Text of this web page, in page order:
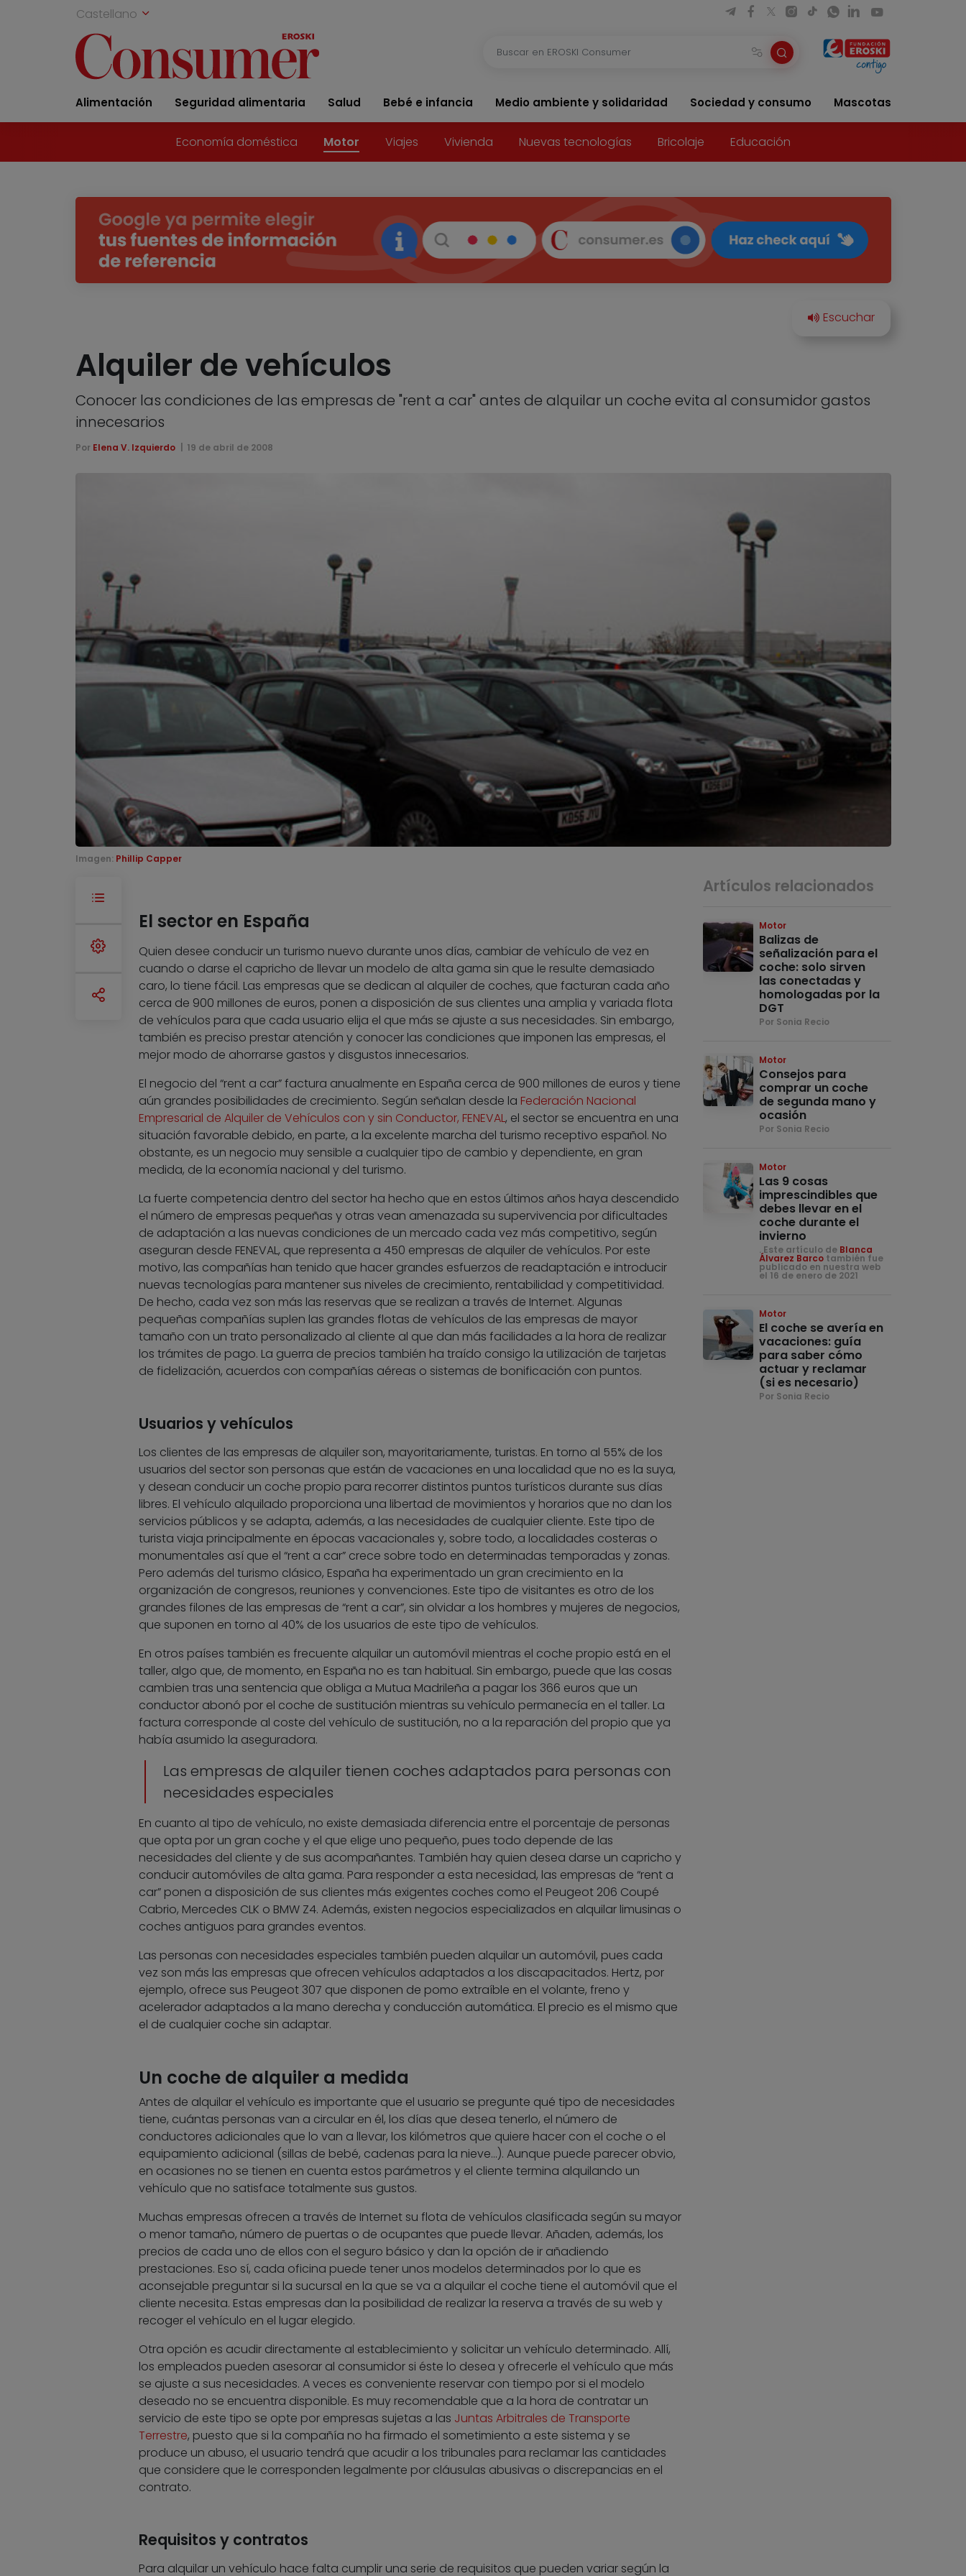
Castellano
Alimentación Seguridad alimentaria Salud Bebé e infancia Medio ambiente y solidaridad Sociedad y consumo Mascotas
Economía doméstica Motor Viajes Vivienda Nuevas tecnologías Bricolaje Educación
Alquiler de vehículos
Conocer las condiciones de las empresas de "rent a car" antes de alquilar un coche evita al consumidor gastos
innecesarios
Por Elena V. Izquierdo 19 de abril de 2008
Imagen: Phillip Capper
El sector en España
Quien desee conducir un turismo nuevo durante unos días, cambiar de vehículo de vez en
cuando o darse el capricho de llevar un modelo de alta gama sin que le resulte demasiado
caro, lo tiene fácil. Las empresas que se dedican al alquiler de coches, que facturan cada año
cerca de 900 millones de euros, ponen a disposición de sus clientes una amplia y variada flota
de vehículos para que cada usuario elija el que más se ajuste a sus necesidades. Sin embargo,
también es preciso prestar atención y conocer las condiciones que imponen las empresas, el
mejor modo de ahorrarse gastos y disgustos innecesarios.
El negocio del “rent a car” factura anualmente en España cerca de 900 millones de euros y tiene
aún grandes posibilidades de crecimiento. Según señalan desde la Federación Nacional
Empresarial de Alquiler de Vehículos con y sin Conductor, FENEVAL, el sector se encuentra en una
situación favorable debido, en parte, a la excelente marcha del turismo receptivo español. No
obstante, es un negocio muy sensible a cualquier tipo de cambio y dependiente, en gran
medida, de la economía nacional y del turismo.
La fuerte competencia dentro del sector ha hecho que en estos últimos años haya descendido
el número de empresas pequeñas y otras vean amenazada su supervivencia por dificultades
de adaptación a las nuevas condiciones de un mercado cada vez más competitivo, según
aseguran desde FENEVAL, que representa a 450 empresas de alquiler de vehículos. Por este
motivo, las compañías han tenido que hacer grandes esfuerzos de readaptación e introducir
nuevas tecnologías para mantener sus niveles de crecimiento, rentabilidad y competitividad.
De hecho, cada vez son más las reservas que se realizan a través de Internet. Algunas
pequeñas compañías suplen las grandes flotas de vehículos de las empresas de mayor
tamaño con un trato personalizado al cliente al que dan más facilidades a la hora de realizar
los trámites de pago. La guerra de precios también ha traído consigo la utilización de tarjetas
de fidelización, acuerdos con compañías aéreas o sistemas de bonificación con puntos.
Usuarios y vehículos
Los clientes de las empresas de alquiler son, mayoritariamente, turistas. En torno al 55% de los
usuarios del sector son personas que están de vacaciones en una localidad que no es la suya,
y desean conducir un coche propio para recorrer distintos puntos turísticos durante sus días
libres. El vehículo alquilado proporciona una libertad de movimientos y horarios que no dan los
servicios públicos y se adapta, además, a las necesidades de cualquier cliente. Este tipo de
turista viaja principalmente en épocas vacacionales y, sobre todo, a localidades costeras o
monumentales así que el “rent a car” crece sobre todo en determinadas temporadas y zonas.
Pero además del turismo clásico, España ha experimentado un gran crecimiento en la
organización de congresos, reuniones y convenciones. Este tipo de visitantes es otro de los
grandes filones de las empresas de “rent a car”, sin olvidar a los hombres y mujeres de negocios,
que suponen en torno al 40% de los usuarios de este tipo de vehículos.
En otros países también es frecuente alquilar un automóvil mientras el coche propio está en el
taller, algo que, de momento, en España no es tan habitual. Sin embargo, puede que las cosas
cambien tras una sentencia que obliga a Mutua Madrileña a pagar los 366 euros que un
conductor abonó por el coche de sustitución mientras su vehículo permanecía en el taller. La
factura corresponde al coste del vehículo de sustitución, no a la reparación del propio que ya
había asumido la aseguradora.
Las empresas de alquiler tienen coches adaptados para personas con
necesidades especiales
En cuanto al tipo de vehículo, no existe demasiada diferencia entre el porcentaje de personas
que opta por un gran coche y el que elige uno pequeño, pues todo depende de las
necesidades del cliente y de sus acompañantes. También hay quien desea darse un capricho y
conducir automóviles de alta gama. Para responder a esta necesidad, las empresas de “rent a
car” ponen a disposición de sus clientes más exigentes coches como el Peugeot 206 Coupé
Cabrio, Mercedes CLK o BMW Z4. Además, existen negocios especializados en alquilar limusinas o
coches antiguos para grandes eventos.
Las personas con necesidades especiales también pueden alquilar un automóvil, pues cada
vez son más las empresas que ofrecen vehículos adaptados a los discapacitados. Hertz, por
ejemplo, ofrece sus Peugeot 307 que disponen de pomo extraíble en el volante, freno y
acelerador adaptados a la mano derecha y conducción automática. El precio es el mismo que
el de cualquier coche sin adaptar.
Un coche de alquiler a medida
Antes de alquilar el vehículo es importante que el usuario se pregunte qué tipo de necesidades
tiene, cuántas personas van a circular en él, los días que desea tenerlo, el número de
conductores adicionales que lo van a llevar, los kilómetros que quiere hacer con el coche o el
equipamiento adicional (sillas de bebé, cadenas para la nieve…). Aunque puede parecer obvio,
en ocasiones no se tienen en cuenta estos parámetros y el cliente termina alquilando un
vehículo que no satisface totalmente sus gustos.
Muchas empresas ofrecen a través de Internet su flota de vehículos clasificada según su mayor
o menor tamaño, número de puertas o de ocupantes que puede llevar. Añaden, además, los
precios de cada uno de ellos con el seguro básico y dan la opción de ir añadiendo
prestaciones. Eso sí, cada oficina puede tener unos modelos determinados por lo que es
aconsejable preguntar si la sucursal en la que se va a alquilar el coche tiene el automóvil que el
cliente necesita. Estas empresas dan la posibilidad de realizar la reserva a través de su web y
recoger el vehículo en el lugar elegido.
Otra opción es acudir directamente al establecimiento y solicitar un vehículo determinado. Allí,
los empleados pueden asesorar al consumidor si éste lo desea y ofrecerle el vehículo que más
se ajuste a sus necesidades. A veces es conveniente reservar con tiempo por si el modelo
deseado no se encuentra disponible. Es muy recomendable que a la hora de contratar un
servicio de este tipo se opte por empresas sujetas a las Juntas Arbitrales de Transporte
Terrestre, puesto que si la compañía no ha firmado el sometimiento a este sistema y se
produce un abuso, el usuario tendrá que acudir a los tribunales para reclamar las cantidades
que considere que le corresponden legalmente por cláusulas abusivas o discrepancias en el
contrato.
Requisitos y contratos
Para alquilar un vehículo hace falta cumplir una serie de requisitos que pueden variar según la
Artículos relacionados
Motor
Balizas de
señalización para el
coche: solo sirven
las conectadas y
homologadas por la
DGT
Por Sonia Recio
Motor
Consejos para
comprar un coche
de segunda mano y
ocasión
Por Sonia Recio
Motor
Las 9 cosas
imprescindibles que
debes llevar en el
coche durante el
invierno
. Este artículo de Blanca
Álvarez Barco también fue
publicado en nuestra web
el 16 de enero de 2021
Motor
El coche se avería en
vacaciones: guía
para saber cómo
actuar y reclamar
(si es necesario)
Por Sonia Recio